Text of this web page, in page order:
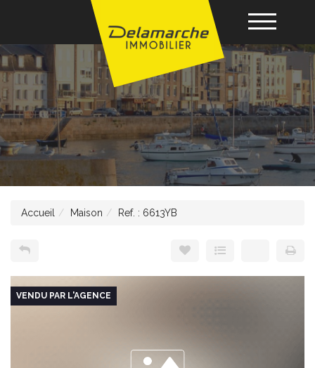
Acheter
Louer
Vendre
Gérance
Nos agences
Accueil Maison Ref. : 6613YB
VENDU PAR L'AGENCE